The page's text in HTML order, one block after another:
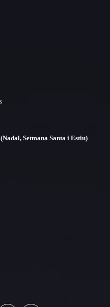
Setmana Santa i Estiu)